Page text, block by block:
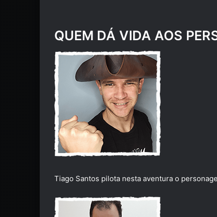
QUEM DÁ VIDA AOS
Tiago Santos pilota nesta aventura o